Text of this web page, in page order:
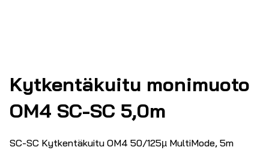
Kytkentäkuitu monimuoto
OM4 SC-SC 5,0m
SC-SC Kytkentäkuitu OM4 50/125µ MultiMode, 5m